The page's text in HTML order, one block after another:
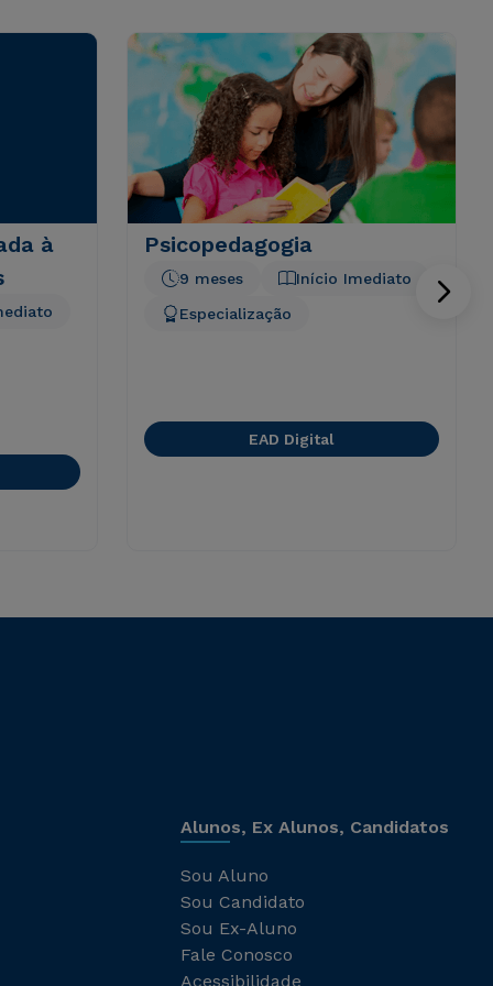
à
Psicopedagogia
Início Imediato
9 meses
Especialização
EAD Digital
Alunos, Ex Alunos, Candidatos
Sou Aluno
Sou Candidato
Sou Ex-Aluno
Fale Conosco
Acessibilidade